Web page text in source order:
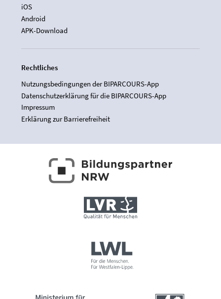
iOS
Android
APK-Download
Rechtliches
Nutzungsbedingungen der BIPARCOURS-App
Datenschutzerklärung für die BIPARCOURS-App
Impressum
Erklärung zur Barrierefreiheit